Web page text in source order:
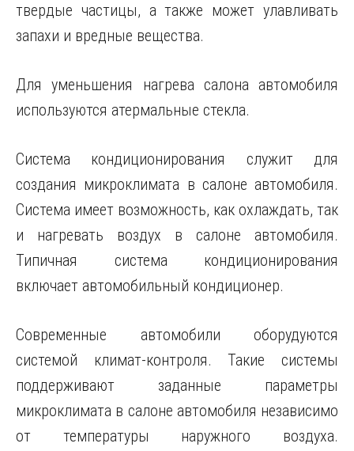
твердые частицы, а также может улавливать
запахи и вредные вещества.
Для уменьшения нагрева салона автомобиля
используются атермальные стекла.
Система кондиционирования служит для
создания микроклимата в салоне автомобиля.
Система имеет возможность, как охлаждать, так
и нагревать воздух в салоне автомобиля.
Типичная система кондиционирования
включает автомобильный кондиционер.
Современные автомобили оборудуются
системой климат-контроля. Такие системы
поддерживают заданные параметры
микроклимата в салоне автомобиля независимо
от температуры наружного воздуха.